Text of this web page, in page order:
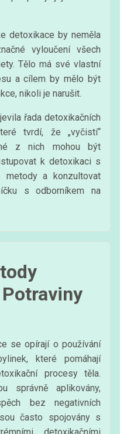
detoxikace by neměla
vyloučení všech
Tělo má své vlastní
a cílem by mělo být
nikoli je narušit.
řada detoxikačních
tvrdí, že „vyčistí“
z nich mohou být
k detoxikaci s
metody a konzultovat
s odborníkem na
se opírají o používání
které pomáhají
procesy těla.
správně aplikovány,
bez negativních
často spojovány s